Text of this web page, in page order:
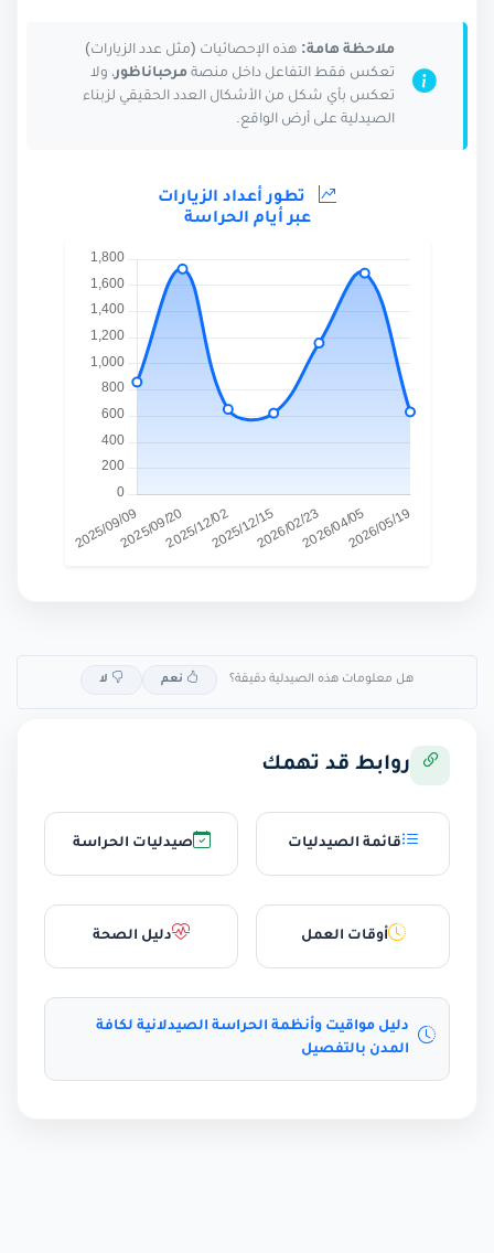
ملاحظة هامة: هذه الإحصائيات (مثل عدد الزيارات)
تعكس فقط التفاعل داخل منصة مرحباناظور، ولا
تعكس بأي شكل من الأشكال العدد الحقيقي لزبناء
الصيدلية على أرض الواقع.
تطور أعداد الزيارات
عبر أيام الحراسة
هل معلومات هذه الصيدلية دقيقة؟ نعم لا
روابط قد تهمك
قائمة الصيدليات صيدليات الحراسة
أوقات العمل دليل الصحة
دليل مواقيت وأنظمة الحراسة الصيدلانية لكافة
المدن بالتفصيل